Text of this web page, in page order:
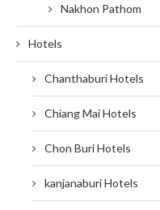
Nakhon Pathom
Hotels
Chanthaburi Hotels
Chiang Mai Hotels
Chon Buri Hotels
kanjanaburi Hotels